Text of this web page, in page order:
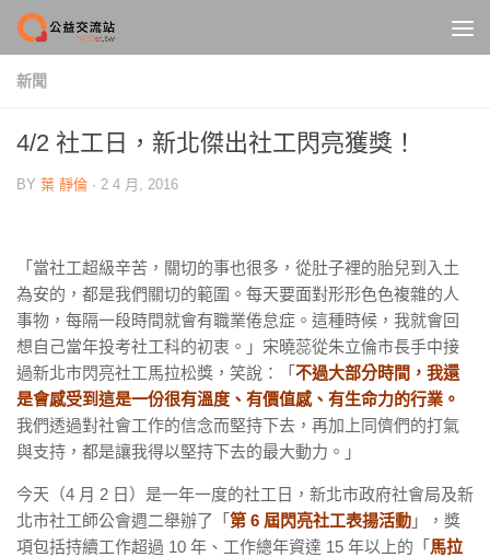
Skip to content
新聞
4/2 社工日，新北傑出社工閃亮獲獎！
BY 葉 靜倫 · 2 4 月, 2016
「當社工超級辛苦，關切的事也很多，從肚子裡的胎兒到入土
為安的，都是我們關切的範圍。每天要面對形形色色複雜的人
事物，每隔一段時間就會有職業倦怠症。這種時候，我就會回
想自己當年投考社工科的初衷。」宋曉蕊從朱立倫市長手中接
過新北市閃亮社工馬拉松獎，笑說：「 不過大部分時間，我還
是會感受到這是一份很有溫度、有價值感、有生命力的行業。
我們透過對社會工作的信念而堅持下去，再加上同儕們的打氣
與支持，都是讓我得以堅持下去的最大動力。」
今天（4 月 2 日）是一年一度的社工日，新北市政府社會局及新
北市社工師公會週二舉辦了「 第 6 屆閃亮社工表揚活動 」，獎
項包括持續工作超過 10 年、工作總年資達 15 年以上的「 馬拉